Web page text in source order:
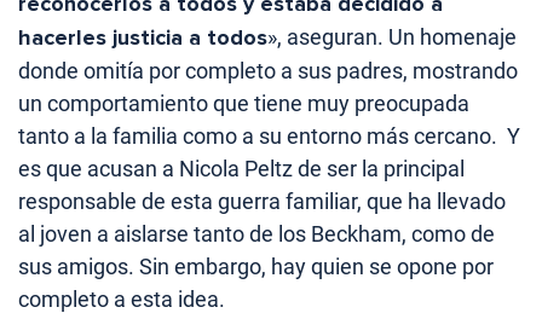
hacerles justicia a todos», aseguran. Un homenaje
donde omitía por completo a sus padres, mostrando
un comportamiento que tiene muy preocupada
tanto a la familia como a su entorno más cercano. Y
es que acusan a Nicola Peltz de ser la principal
responsable de esta guerra familiar, que ha llevado
al joven a aislarse tanto de los Beckham, como de
sus amigos. Sin embargo, hay quien se opone por
completo a esta idea.